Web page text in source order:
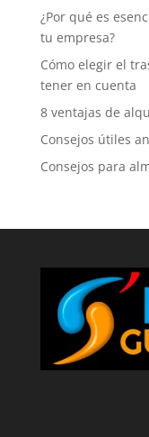
¿Por qué es
tu empresa?
Cómo elegir el
tener en cuenta
8 ventajas de
Consejos útiles
Consejos para